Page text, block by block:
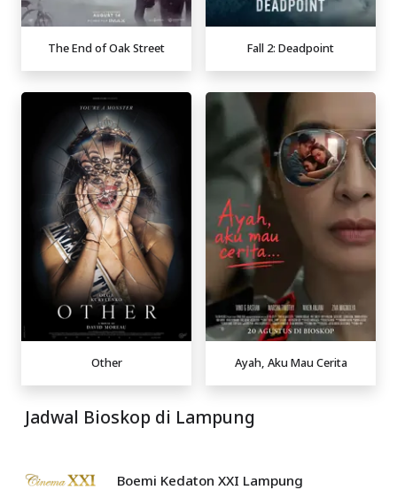
The End of Oak Street Fall 2: Deadpoint
Other Ayah, Aku Mau Cerita
Jadwal Bioskop di Lampung
Boemi Kedaton XXI Lampung